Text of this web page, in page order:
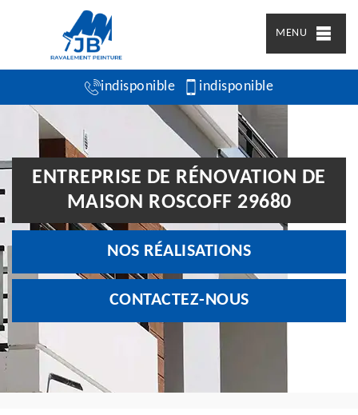
MENU
indisponible indisponible
ENTREPRISE DE RÉNOVATION DE
MAISON ROSCOFF 29680
NOS RÉALISATIONS
CONTACTEZ-NOUS